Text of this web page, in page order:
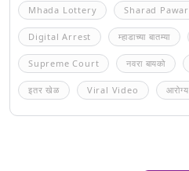
Mhada Lottery Sharad Pawar
Digital Arrest म्हाडाच्या बातम्या
Supreme Court नवरा बायको
इतर खेळ Viral Video आरोग्य